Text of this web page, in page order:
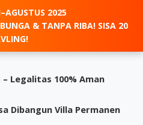
2025
& TANPA RIBA! SISA 20
Legalitas 100% Aman
Dibangun Villa Permanen